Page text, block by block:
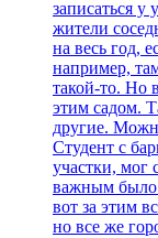
записаться
жители
на весь год,
например,
такой-то. Но
этим садом.
другие.
Студент с
участки, мог
важным было
вот за этим
но все же